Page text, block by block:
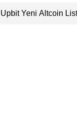
Upbit Yeni Altcoin